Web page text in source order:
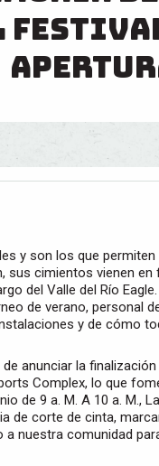
y son los que permiten
sus cimientos vienen
del Valle del Río
de verano, personal
y de cómo
anunciar la
Complex, lo que
de 9 a. M. A 10 a. M.,
de corte de cinta,
a nuestra comunidad